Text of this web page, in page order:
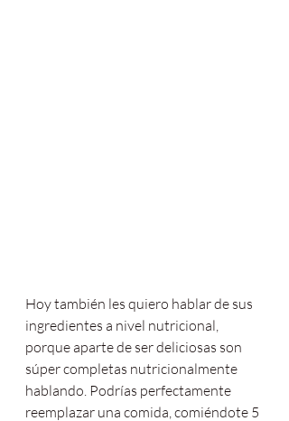
Hoy también les quiero hablar de sus
ingredientes a nivel nutricional,
porque aparte de ser deliciosas son
súper completas nutricionalmente
hablando. Podrías perfectamente
reemplazar una comida, comiéndote 5